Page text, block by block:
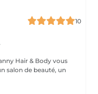
10
salon de beauté, un